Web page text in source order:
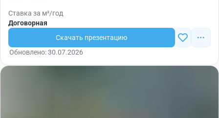
Ставка за м²/год
Договорная
Скачать презентацию
Обновлено: 30.07.2026